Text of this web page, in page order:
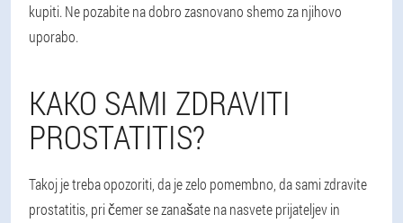
kupiti. Ne pozabite na dobro zasnovano shemo za njihovo
uporabo.
KAKO SAMI ZDRAVITI
PROSTATITIS?
Takoj je treba opozoriti, da je zelo pomembno, da sami zdravite
prostatitis, pri čemer se zanašate na nasvete prijateljev in